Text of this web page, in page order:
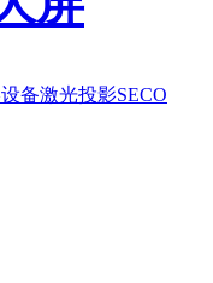
备激光投影SECO